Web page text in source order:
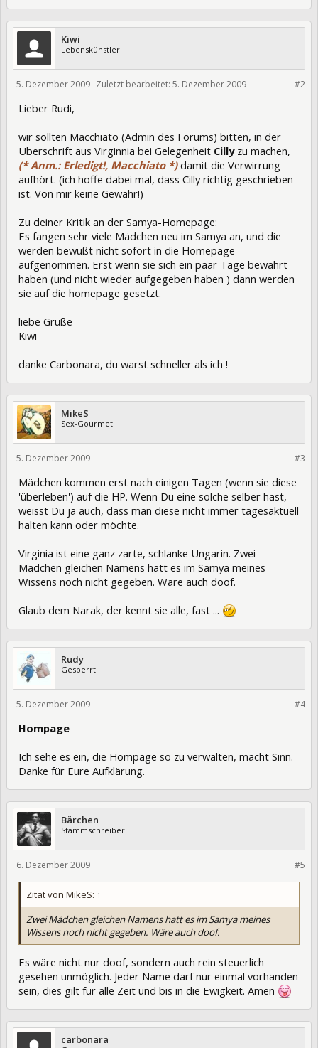
Kiwi
Lebenskünstler
#2
5. Dezember 2009 Zuletzt bearbeitet: 5. Dezember 2009
Lieber Rudi,
wir sollten Macchiato (Admin des Forums) bitten, in der
Überschrift aus Virginnia bei Gelegenheit Cillyzu machen,
(* Anm.: Erledigt!, Macchiato *)damit die Verwirrung
aufhört. (ich hoffe dabei mal, dass Cilly richtig geschrieben
ist. Von mir keine Gewähr!)
Zu deiner Kritik an der Samya-Homepage:
Es fangen sehr viele Mädchen neu im Samya an, und die
werden bewußt nicht sofort in die Homepage
aufgenommen. Erst wenn sie sich ein paar Tage bewährt
haben (und nicht wieder aufgegeben haben ) dann werden
sie auf die homepage gesetzt.
liebe Grüße
Kiwi
danke Carbonara, du warst schneller als ich !
MikeS
Sex-Gourmet
#3
5. Dezember 2009
Mädchen kommen erst nach einigen Tagen (wenn sie diese
'überleben') auf die HP. Wenn Du eine solche selber hast,
weisst Du ja auch, dass man diese nicht immer tagesaktuell
halten kann oder möchte.
Virginia ist eine ganz zarte, schlanke Ungarin. Zwei
Mädchen gleichen Namens hatt es im Samya meines
Wissens noch nicht gegeben. Wäre auch doof.
Glaub dem Narak, der kennt sie alle, fast ...
Rudy
Gesperrt
#4
5. Dezember 2009
Hompage
Ich sehe es ein, die Hompage so zu verwalten, macht Sinn.
Danke für Eure Aufklärung.
Bärchen
Stammschreiber
#5
6. Dezember 2009
Zitat von MikeS: ↑
Zwei Mädchen gleichen Namens hatt es im Samya meines
Wissens noch nicht gegeben. Wäre auch doof.
Es wäre nicht nur doof, sondern auch rein steuerlich
gesehen unmöglich. Jeder Name darf nur einmal vorhanden
sein, dies gilt für alle Zeit und bis in die Ewigkeit. Amen
carbonara